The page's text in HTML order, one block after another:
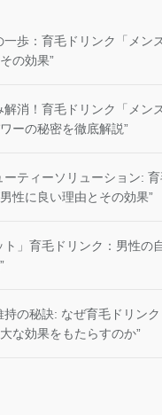
一歩：育毛ドリンク「メン
の効果”
解消！育毛ドリンク「メン
ーの秘密を徹底解説”
ーティーソリューション:
性に良い理由とその効果”
ト」育毛ドリンク：男性の
持の秘訣: なぜ育毛ドリン
な効果をもたらすのか”